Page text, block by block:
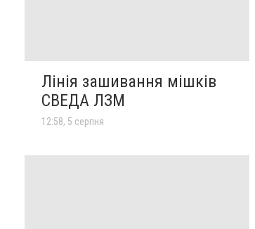
Лінія зашивання мішків
СВЕДА ЛЗМ
12:58, 5 серпня